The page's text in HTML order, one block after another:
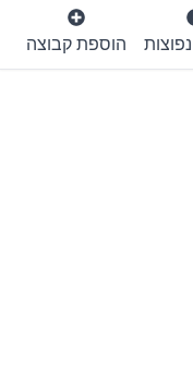
הוספת קבוצה